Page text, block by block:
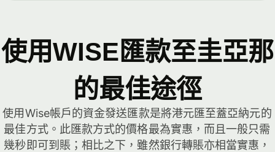
使用WISE匯款至圭亞那
的最佳途徑
使用Wise帳戶的資金發送匯款是將港元匯至蓋亞納元的
最佳方式。此匯款方式的價格最為實惠，而且一般只需
幾秒即可到賬；相比之下，雖然銀行轉賬亦相當實惠，